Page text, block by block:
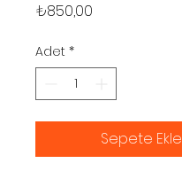
₺850,00
Adet *
Sepete Ekle